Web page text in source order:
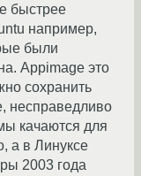
быстрее
например,
были
Appimage это
сохранить
несправедливо
качаются для
а в Линуксе
2003 года